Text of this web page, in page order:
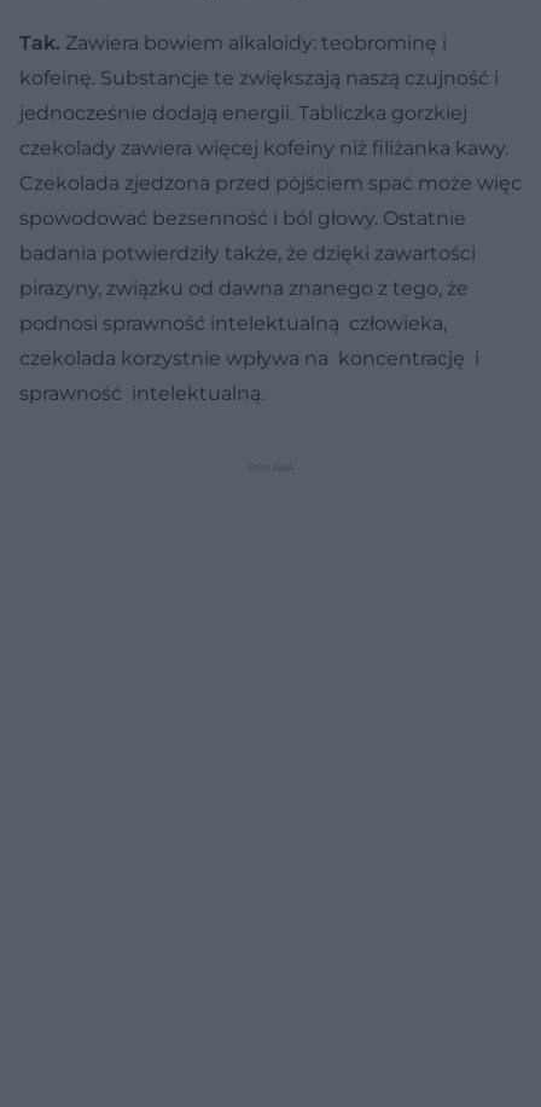
Tak. Zawiera bowiem alkaloidy: teobrominę i
kofeinę. Substancje te zwiększają naszą czujność i
jednocześnie dodają energii. Tabliczka gorzkiej
czekolady zawiera więcej kofeiny niż filiżanka kawy.
Czekolada zjedzona przed pójściem spać może więc
spowodować bezsenność i ból głowy. Ostatnie
badania potwierdziły także, że dzięki zawartości
pirazyny, związku od dawna znanego z tego, że
podnosi sprawność intelektualną człowieka,
czekolada korzystnie wpływa na koncentrację i
sprawność intelektualną.